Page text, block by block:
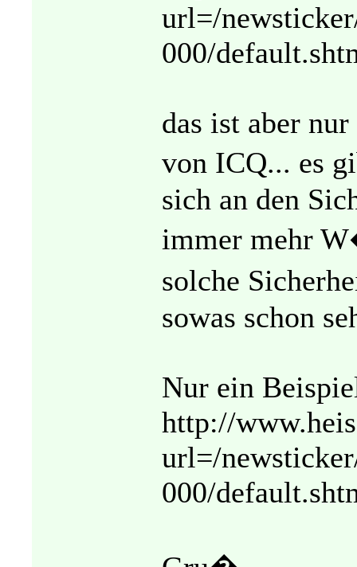
url=/
000/
das ist aber
von ICQ... es
sich an den
immer mehr
solche
sowas schon
Nur ein
http://
url=/
000/